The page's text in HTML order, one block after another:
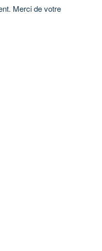
Merci de votre